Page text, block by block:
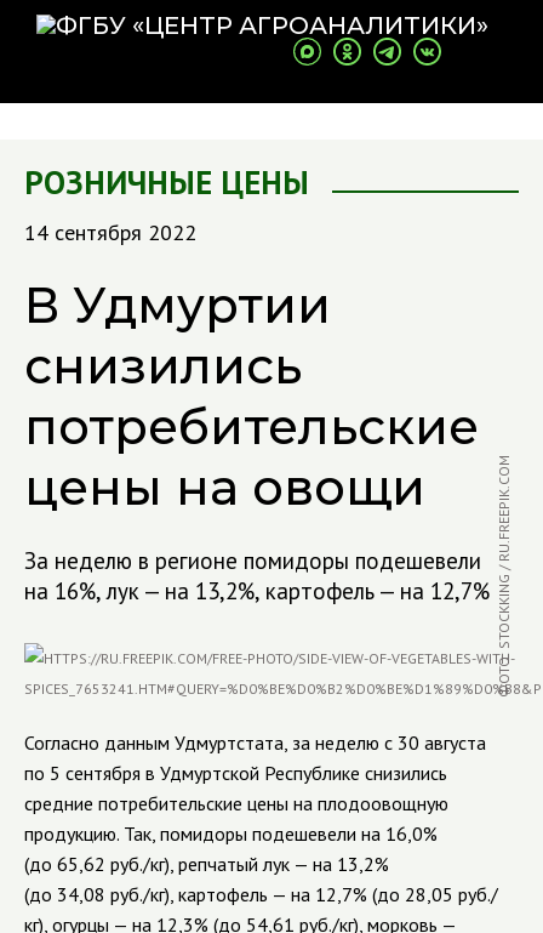
РОЗНИЧНЫЕ ЦЕНЫ
14 сентября 2022
В Удмуртии
снизились
потребительские
цены на овощи
За неделю в регионе помидоры подешевели
на 16%, лук — на 13,2%, картофель — на 12,7% ФОТО: STOCKKING / RU.FREEPIK.COM
Согласно данным Удмуртстата, за неделю с 30 августа
по 5 сентября в Удмуртской Республике снизились
средние потребительские цены на плодоовощную
продукцию. Так, помидоры подешевели на 16,0%
(до 65,62 руб./кг), репчатый лук — на 13,2%
(до 34,08 руб./кг), картофель — на 12,7% (до 28,05 руб./
кг), огурцы — на 12,3% (до 54,61 руб./кг), морковь —